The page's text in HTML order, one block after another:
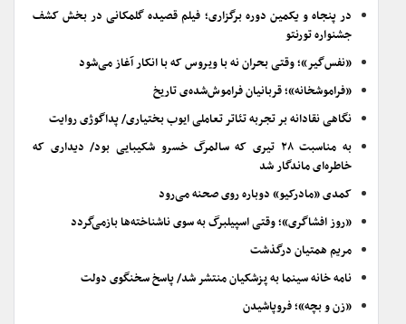
در پنجاه و یکمین دوره برگزاری؛ فیلم قصیده گلمکانی در بخش کشف
جشنواره تورنتو
«نفس‌گیر»؛ وقتی بحران نه با ویروس که با انکار آغاز می‌شود
«فراموشخانه»؛ قربانیان فراموش‌شده‌ی تاریخ
نگاهی نقادانه بر تجربه تئاتر تعاملی ایوب بختیاری/ پداگوژی روایت
به مناسبت ۲۸ تیری که سالمرگ خسرو شکیبایی بود/ دیداری که
خاطره‌ای ماندگار شد
کمدی «مادرکیو» دوباره روی صحنه می‌رود
«روز افشاگری»؛ وقتی اسپیلبرگ به سوی ناشناخته‌ها بازمی‌گردد
مریم همتیان درگذشت
نامه خانه سینما به پزشکیان منتشر شد/ پاسخ سخنگوی دولت
«زن و بچه»؛ فروپاشیدن